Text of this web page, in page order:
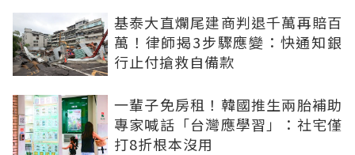
基泰大直爛尾建商判退千萬再賠百
萬！律師揭3步驟應變：快通知銀
行止付搶救自備款
一輩子免房租！韓國推生兩胎補助
專家喊話「台灣應學習」：社宅僅
打8折根本沒用